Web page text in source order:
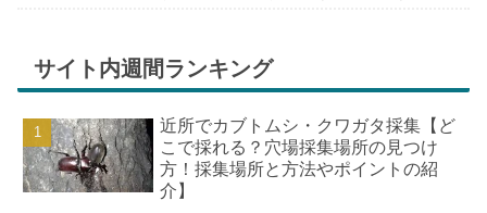
サイト内週間ランキング
近所でカブトムシ・クワガタ採集【ど
こで採れる？穴場採集場所の見つけ
方！採集場所と方法やポイントの紹
介】